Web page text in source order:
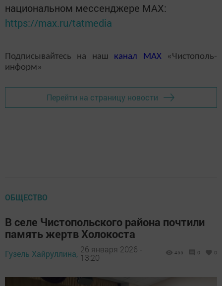
национальном мессенджере MАХ:
https://max.ru/tatmedia
Подписывайтесь на наш канал MAX«Чистополь-
информ»
Перейти на страницу новости
ОБЩЕСТВО
В селе Чистопольского района почтили
память жертв Холокоста
Гузель Хайруллина, 26 января 2026 -
13:20
455 0 0